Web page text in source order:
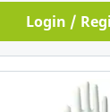
Login /